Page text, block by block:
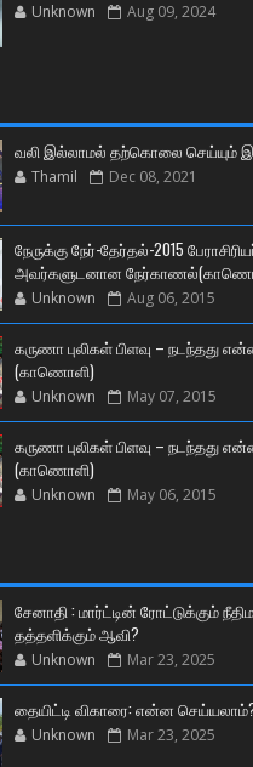
Unknown Aug 09, 2024
வலி இல்லாமல் தற்கொலை செய்யும்
Thamil Dec 08, 2021
நேருக்கு நேர்-தேர்தல்-2015
அவர்களுடனான
Unknown Aug 06, 2015
கருணா புலிகள் பிளவு – நடந்தது
(காணொளி)
Unknown May 07, 2015
கருணா புலிகள் பிளவு – நடந்தது
(காணொளி)
Unknown May 06, 2015
சேனாதி : மார்ட்டின் ரோட்டுக்கும்
தத்தளிக்கும் ஆவி?
Unknown Mar 23, 2025
தையிட்டி விகாரை: என்ன
Unknown Mar 23, 2025